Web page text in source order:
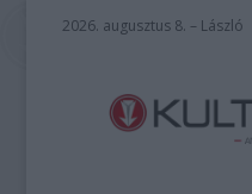
2026. augusztus 8. – László